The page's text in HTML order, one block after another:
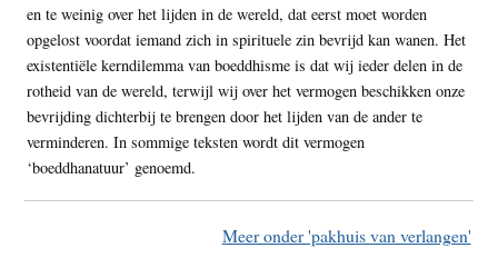
en te weinig over het lijden in de wereld, dat eerst moet worden
opgelost voordat iemand zich in spirituele zin bevrijd kan wanen. Het
existentiële kerndilemma van boeddhisme is dat wij ieder delen in de
rotheid van de wereld, terwijl wij over het vermogen beschikken onze
bevrijding dichterbij te brengen door het lijden van de ander te
verminderen. In sommige teksten wordt dit vermogen
‘boeddhanatuur’ genoemd.
Meer onder 'pakhuis van verlangen'